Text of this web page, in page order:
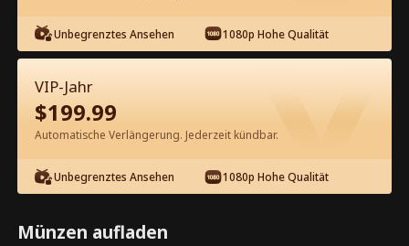
Episode 7 - Bestimmt zu meinem
verbotenen Vampir Kompletter Film
1-50 51-75
7 8 10 11
Unbegrenztes Ansehen 1080p Hohe Qualität
VIP-Jahr
$199.99
Automatische Verlängerung. Jederzeit kündbar.
Unbegrenztes Ansehen 1080p Hohe Qualität
Münzen aufladen